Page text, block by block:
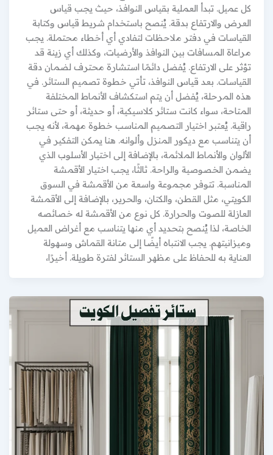
كل عميل. تبدأ العملية بقياس النوافذ، حيث يجب قياس
العرض والارتفاع بدقة. يُنصح باستخدام شريط قياس وكتابة
القياسات في دفتر ملاحظات لتفادي أي أخطاء محتملة. يجب
مراعاة المسافات بين النوافذ والأرضيات، وكذلك أي زينة قد
تؤثر على الارتفاع. يُفضل دائمًا استشارة محترف لضمان دقة
القياسات. بعد قياس النوافذ، تأتي خطوة تصميم الستائر. في
هذه المرحلة، يُفضل أن يتم استكشاف الأنماط المختلفة
المتاحة، سواء كانت ستائر كلاسيكية، أو حديثة، أو حتى ستائر
راقية. يُعتبر اختيار التصميم المناسب خطوة مهمة، لأنه يجب
أن يتناسب مع ديكور المنزل وألوانه. هنا يمكن التفكير في
الألوان والأنماط الملائمة، بالإضافة إلى اختيار الأسلوب الذي
يضمن الخصوصية والراحة. ثالثًا، يجب اختيار الأقمشة
المناسبة. تتوفر مجموعة واسعة من الأقمشة في السوق
الكويتي، مثل القطن، والكتان، والحرير، بالإضافة إلى الأقمشة
العازلة للصوت والحرارة. كل نوع من الأقمشة له خصائصه
الخاصة، لذا يُنصح بتحديد أي منها يتناسب مع أغراض العميل
وميزانيتهم. يجب الانتباه أيضًا إلى متانة القماش وسهولة
العناية به للحفاظ على مظهر الستائر لفترة طويلة. أخيرًا،